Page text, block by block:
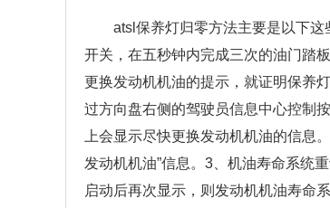
atsl保养灯归零方法主要是以下
开关，在五秒钟内完成三次的油门踏
更换发动机机油的提示，就证明保养
过方向盘右侧的驾驶员信息中心控制
上会显示尽快更换发动机机油的信息
发动机机油”信息。3、机油寿命系统
启动后再次显示，则发动机机油寿命